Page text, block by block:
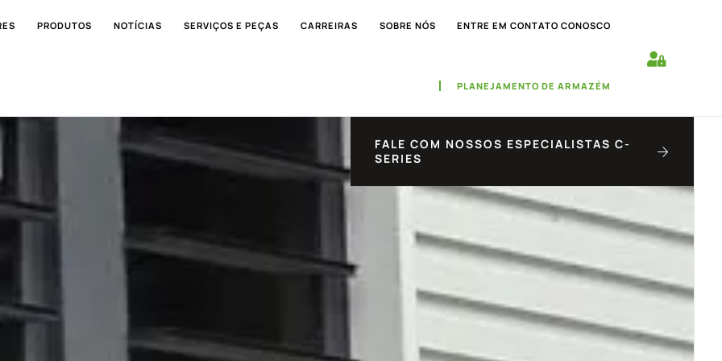
PRODUTOS NOTÍCIAS SERVIÇOS E PEÇAS CARREIRAS SOBRE NÓS ENTRE EM CONTATO CONOSCO
PLANEJAMENTO DE ARMAZÉM
FALE COM NOSSOS ESPECIALISTAS C-
SERIES